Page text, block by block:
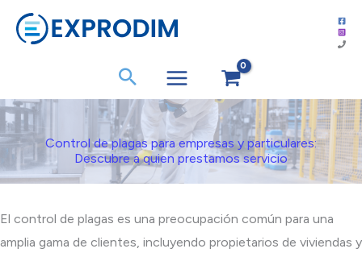
Control de plagas para empresas y particulares:
Descubre a quien prestamos servicio
El control de plagas es una preocupación común para una
amplia gama de clientes, incluyendo propietarios de viviendas y